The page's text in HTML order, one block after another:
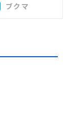
ブクマ